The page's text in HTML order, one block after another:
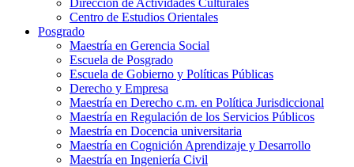
Dirección de Actividades Culturales
Centro de Estudios Orientales
Posgrado
Maestría en Gerencia Social
Escuela de Posgrado
Escuela de Gobierno y Políticas Públicas
Derecho y Empresa
Maestría en Derecho c.m. en Política Jurisdiccional
Maestría en Regulación de los Servicios Públicos
Maestría en Docencia universitaria
Maestría en Cognición Aprendizaje y Desarrollo
Maestría en Ingeniería Civil